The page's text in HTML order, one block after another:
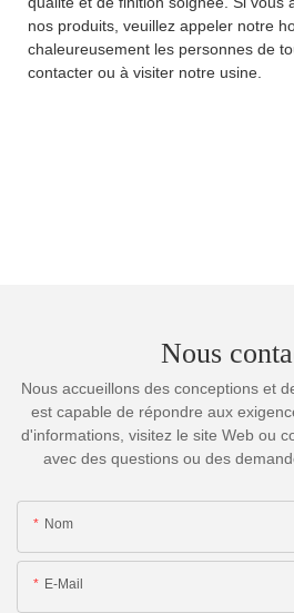
nos produits, veuillez appeler notre
chaleureusement les personnes de
contacter ou à visiter notre usine.
Nous
Nous accueillons des conceptions et
est capable de répondre aux
d'informations, visitez le site Web ou
avec des questions ou des
Nom
E-Mail